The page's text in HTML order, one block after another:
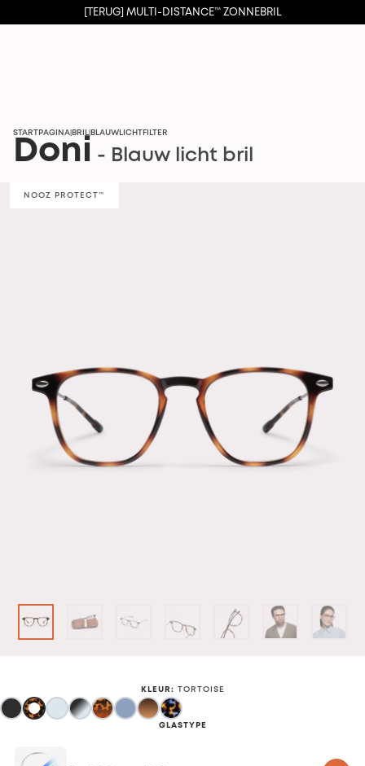
[TERUG] MULTI-DISTANCE™ ZONNEBRIL
STARTPAGINA BRIL BLAUWLICHTFILTER
Doni - Blauw licht bril
NOOZ PROTECT™
KLEUR : TORTOISE
GLASTYPE